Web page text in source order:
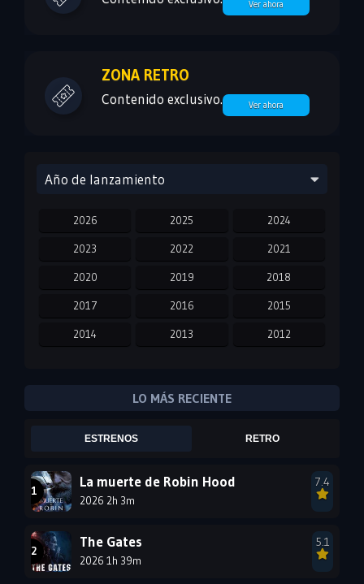
Ver ahora
ZONA RETRO
Contenido exclusivo. Ver ahora
Año de lanzamiento
2026 2025 2024
2023 2022 2021
2020 2019 2018
2017 2016 2015
2014 2013 2012
2007
1999 1998
1996
1990
LO MÁS RECIENTE
ESTRENOS RETRO
La muerte de Robin Hood
2026 2h 3m
7.4
The Gates
2026 1h 39m
5.1